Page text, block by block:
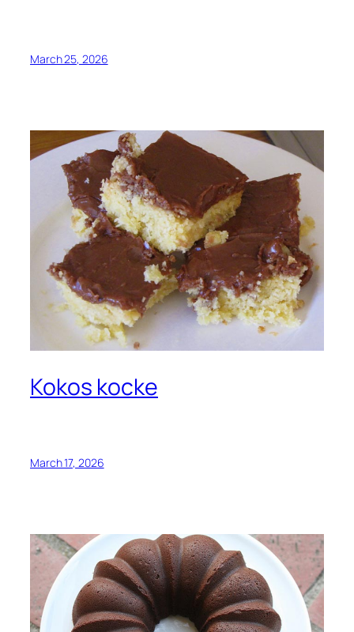
March 25, 2026
Kokos kocke
March 17, 2026